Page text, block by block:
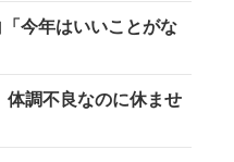
今年はいいことがな
体調不良なのに休ませ